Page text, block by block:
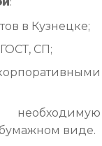
в Кузнецке;
СП;
виде.